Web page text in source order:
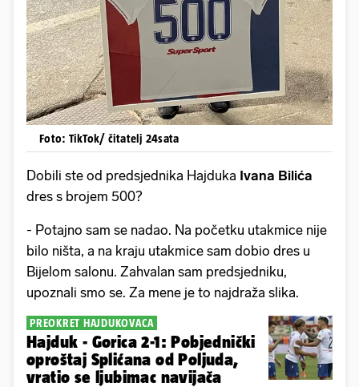
Foto: TikTok/ čitatelj 24sata
Dobili ste od predsjednika Hajduka Ivana Bilića
dres s brojem 500?
- Potajno sam se nadao. Na početku utakmice nije
bilo ništa, a na kraju utakmice sam dobio dres u
Bijelom salonu. Zahvalan sam predsjedniku,
upoznali smo se. Za mene je to najdraža slika.
PREOKRET HAJDUKOVACA
Hajduk - Gorica 2-1: Pobjednički
oproštaj Splićana od Poljuda,
vratio se ljubimac navijača